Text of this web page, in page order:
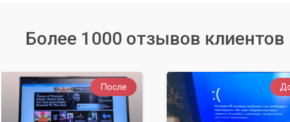
Более 1000 отзывов клиентов
После